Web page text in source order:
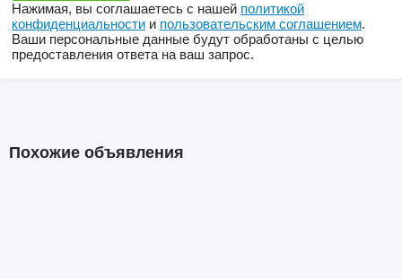
Нажимая, вы соглашаетесь с нашей политикой
конфиденциальности и пользовательским соглашением.
Ваши персональные данные будут обработаны с целью
предоставления ответа на ваш запрос.
Похожие объявления